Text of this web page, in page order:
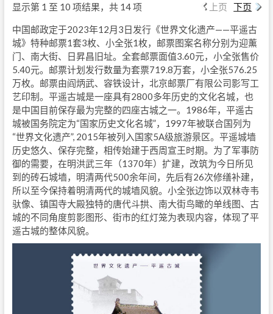
显示第 1 至 10 项结果，共 14 项
上页 下页
中国邮政定于2023年12月3日发行《世界文化遗产——平遥古
城》特种邮票1套3枚、小全张1枚，邮票图案名称分别为迎薰
门、南大街、日昇昌旧址。全套邮票面值3.60元，小全张售价
5.40元。邮票计划发行数量为套票719.8万套，小全张576.25
万枚。邮票由阎炳武、容铁设计，北京邮票厂有限公司影写工
艺印制。平遥古城是一座具有2800多年历史的文化名城，也
是中国目前保存最为完整的四座古城之一。1986年，平遥古
城被国务院定为“国家历史文化名城”，1997年被联合国列为
“世界文化遗产”, 2015年被列入国家5A级旅游景区。平遥城墙
历史悠久、保存完整，相传始建于西周宣王时期。为了军事防
御的需要，在明洪武三年（1370年）扩建，改筑为今日所见
到的砖石城墙，明清两代500余年间，先后有26次修缮补建，
所以至今保持着明清两代的城墙风貌。小全张边饰以双林寺韦
驮像、镇国寺大殿独特的唐代斗拱、南大街鸟瞰的单线图、古
城的不同角度剪影图形、街市的红灯笼为表现内容，体现了平
遥古城的整体风貌。